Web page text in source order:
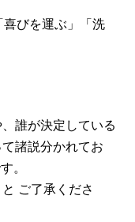
喜びを運ぶ」「洗
誰が決定している
諸説分かれてお
。
ご了承くださ